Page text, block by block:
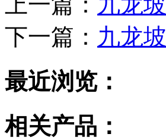
下一篇： 九龙
最近浏览：
相关产品：